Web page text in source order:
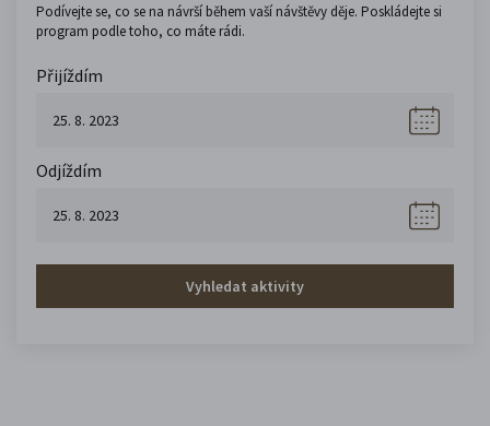
Podívejte se, co se na návrší během vaší návštěvy děje. Poskládejte si
program podle toho, co máte rádi.
Přijíždím
Odjíždím
Vyhledat aktivity